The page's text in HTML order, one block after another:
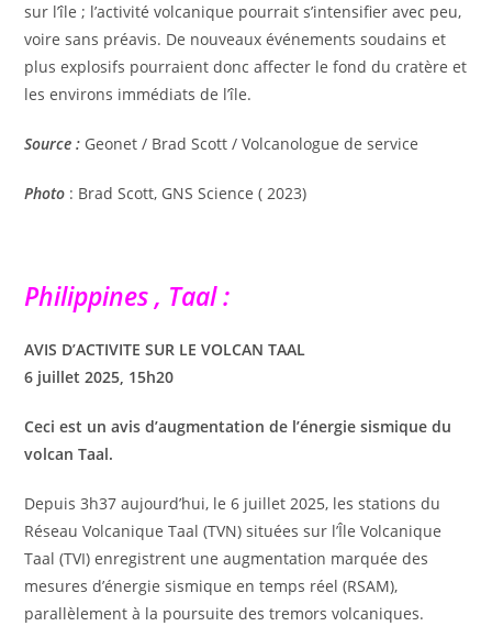
sur l’île ; l’activité volcanique pourrait s’intensifier avec peu,
voire sans préavis. De nouveaux événements soudains et
plus explosifs pourraient donc affecter le fond du cratère et
les environs immédiats de l’île.
Source : Geonet / Brad Scott / Volcanologue de service
Photo : Brad Scott, GNS Science ( 2023)
Philippines , Taal :
AVIS D’ACTIVITE SUR LE VOLCAN TAAL
6 juillet 2025, 15h20
Ceci est un avis d’augmentation de l’énergie sismique du
volcan Taal.
Depuis 3h37 aujourd’hui, le 6 juillet 2025, les stations du
Réseau Volcanique Taal (TVN) situées sur l’Île Volcanique
Taal (TVI) enregistrent une augmentation marquée des
mesures d’énergie sismique en temps réel (RSAM),
parallèlement à la poursuite des tremors volcaniques.